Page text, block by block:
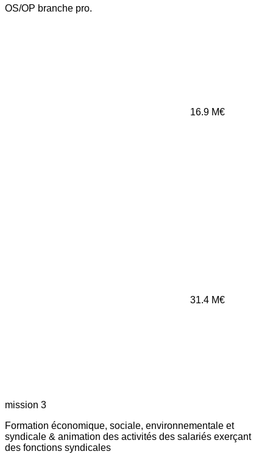
OS/OP branche pro.
16.9 M€
31.4 M€
mission 3
Formation économique, sociale, environnementale et
syndicale & animation des activités des salariés exerçant
des fonctions syndicales